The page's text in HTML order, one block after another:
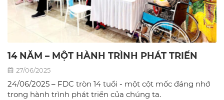
14 NĂM – MỘT HÀNH TRÌNH PHÁT TRIỂN
27/06/2025
24/06/2025 – FDC tròn 14 tuổi - một cột mốc đáng nhớ
trong hành trình phát triển của chúng ta.